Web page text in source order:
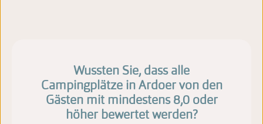
Wussten Sie, dass alle
Campingplätze in Ardoer von den
Gästen mit mindestens 8,0 oder
höher bewertet werden?